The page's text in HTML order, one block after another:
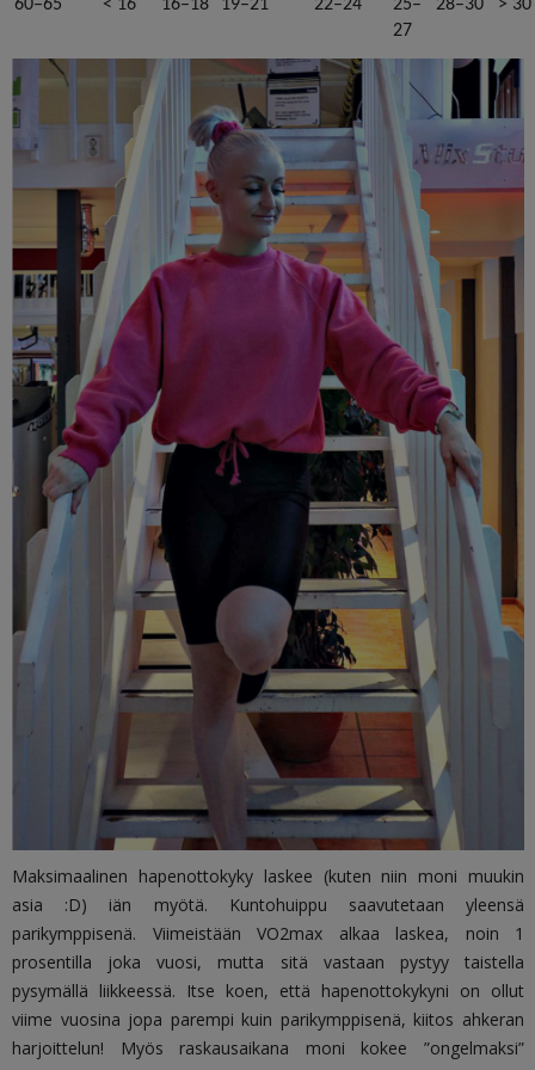
60–65 < 16 16–18 19–21 22–24
25–
27
28–30 > 30
Maksimaalinen hapenottokyky laskee (kuten niin moni muukin
asia :D) iän myötä. Kuntohuippu saavutetaan yleensä
parikymppisenä. Viimeistään VO2max alkaa laskea, noin 1
prosentilla joka vuosi, mutta sitä vastaan pystyy taistella
pysymällä liikkeessä. Itse koen, että hapenottokykyni on ollut
viime vuosina jopa parempi kuin parikymppisenä, kiitos ahkeran
harjoittelun! Myös raskausaikana moni kokee ”ongelmaksi”